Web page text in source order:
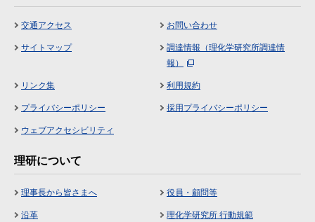
交通アクセス お問い合わせ
サイトマップ
調達情報（理化学研究所調達情
報）
リンク集 利用規約
プライバシーポリシー 採用プライバシーポリシー
ウェブアクセシビリティ
理研について
理事長から皆さまへ 役員・顧問等
沿革 理化学研究所 行動規範